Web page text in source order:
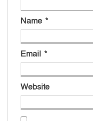
Name *
Email *
Website